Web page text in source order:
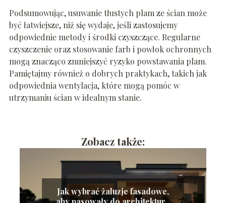
Podsumowując, usuwanie tłustych plam ze ścian może
być łatwiejsze, niż się wydaje, jeśli zastosujemy
odpowiednie metody i środki czyszczące. Regularne
czyszczenie oraz stosowanie farb i powłok ochronnych
mogą znacząco zmniejszyć ryzyko powstawania plam.
Pamiętajmy również o dobrych praktykach, takich jak
odpowiednia wentylacja, które mogą pomóc w
utrzymaniu ścian w idealnym stanie.
Zobacz także:
Jak wybrać żaluzje fasadowe,